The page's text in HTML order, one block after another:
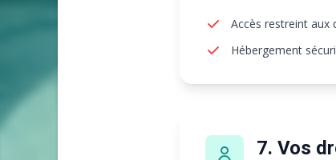
Accès restreint aux
Hébergement
7. Vos